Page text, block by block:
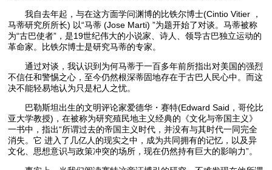
我自去年起，与在这方面学问渊博的比铁尔博士(Cintio Vitier ，
马蒂研究所所长) 以“马蒂 (Jose Marti) ”为题开始了对谈。马蒂被称
为“古巴使者”，是19世纪伟大的小说家、诗人、领导古巴独立运动的
革命家。比铁尔博士是研究马蒂的专家。
通过对谈，我认识到为何马蒂于一百多年前所指出对美国的强烈
不信任和警惕之心，至今仍然根深蒂固地存在于古巴人民心中。而这
决不能轻易地认为只是杞人之忧。
巴勒斯坦出生的文明评论家爱德华・赛特(Edward Said，哥伦比
亚大学教授)，在被称为研究殖民地主义经典的《文化与帝国主义》
一书中，指出“所谓过去的帝国主义时代，并没有与其时代一同完全
消失。它 进入了几亿人的现实之中，成为共同拥有的记忆，以及异
文化、思想意识与政策冲突的场所，现在仍然持有巨大的影响力”。